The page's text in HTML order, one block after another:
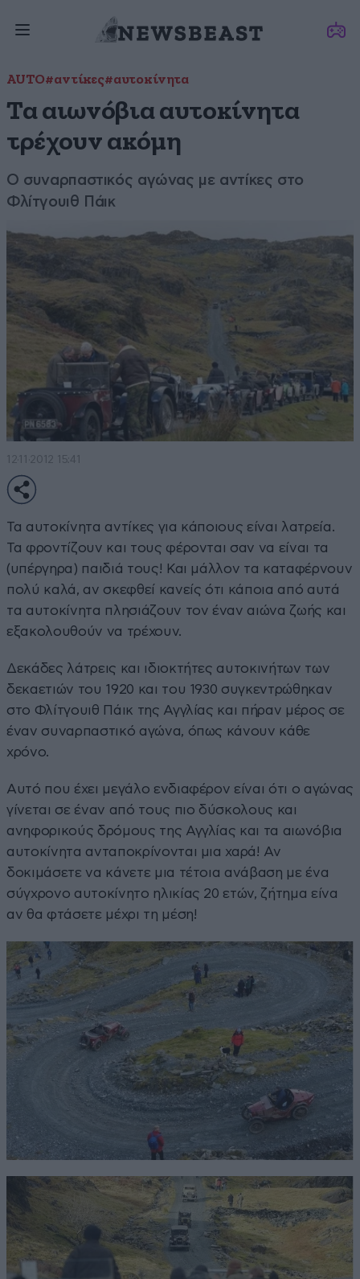
AUTO#αντίκες#αυτοκίνητα
Τα αιωνόβια αυτοκίνητα
τρέχουν ακόμη
Ο συναρπαστικός αγώνας με αντίκες στο
Φλίτγουιθ Πάικ
12·11·2012 15:41
Τα αυτοκίνητα αντίκες για κάποιους είναι λατρεία.
Τα φροντίζουν και τους φέρονται σαν να είναι τα
(υπέργηρα) παιδιά τους! Και μάλλον τα καταφέρνουν
πολύ καλά, αν σκεφθεί κανείς ότι κάποια από αυτά
τα αυτοκίνητα πλησιάζουν τον έναν αιώνα ζωής και
εξακολουθούν να τρέχουν.
Δεκάδες λάτρεις και ιδιοκτήτες αυτοκινήτων των
δεκαετιών του 1920 και του 1930 συγκεντρώθηκαν
στο Φλίτγουιθ Πάικ της Αγγλίας και πήραν μέρος σε
έναν συναρπαστικό αγώνα, όπως κάνουν κάθε
χρόνο.
Αυτό που έχει μεγάλο ενδιαφέρον είναι ότι ο αγώνας
γίνεται σε έναν από τους πιο δύσκολους και
ανηφορικούς δρόμους της Αγγλίας και τα αιωνόβια
αυτοκίνητα ανταποκρίνονται μια χαρά! Αν
δοκιμάσετε να κάνετε μια τέτοια ανάβαση με ένα
σύγχρονο αυτοκίνητο ηλικίας 20 ετών, ζήτημα είνα
αν θα φτάσετε μέχρι τη μέση!